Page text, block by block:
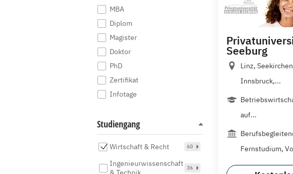
MBA
Diplom
Magister
Doktor
PhD
Zertifikat
Infotage
Studiengang
Wirtschaft & Recht 60
Ingenieurwissenschaft 36
Seeburg
Linz,
Innsbruck,...
auf...
Fernstudium,